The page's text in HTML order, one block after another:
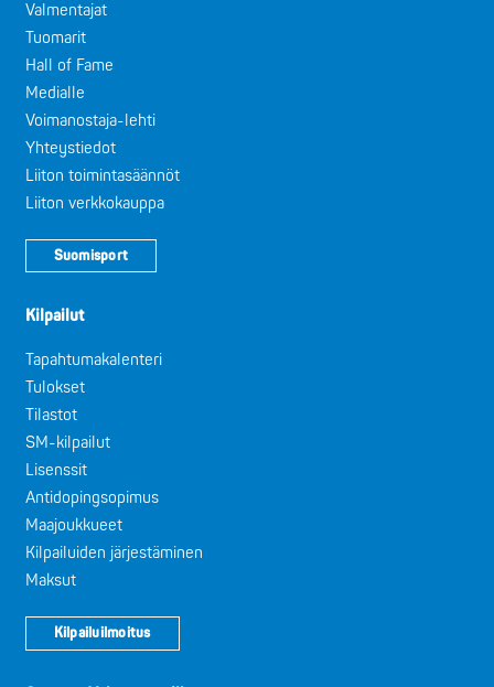
Valmentajat
Tuomarit
Hall of Fame
Medialle
Voimanostaja-lehti
Yhteystiedot
Liiton toimintasäännöt
Liiton verkkokauppa
Suomisport
Kilpailut
Tapahtumakalenteri
Tulokset
Tilastot
SM-kilpailut
Lisenssit
Antidopingsopimus
Maajoukkueet
Kilpailuiden järjestäminen
Maksut
Kilpailuilmoitus